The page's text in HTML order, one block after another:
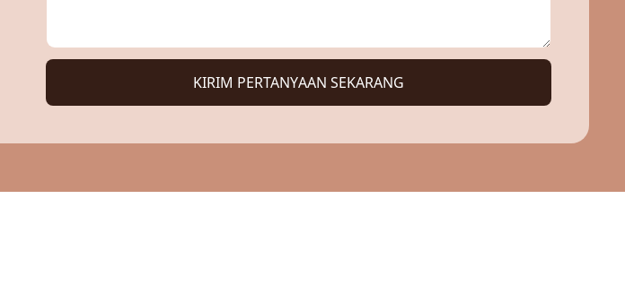
KIRIM PERTANYAAN SEKARANG